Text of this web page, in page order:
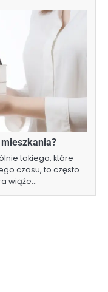
mieszkania?
takiego, które
czasu, to często
wiąże…